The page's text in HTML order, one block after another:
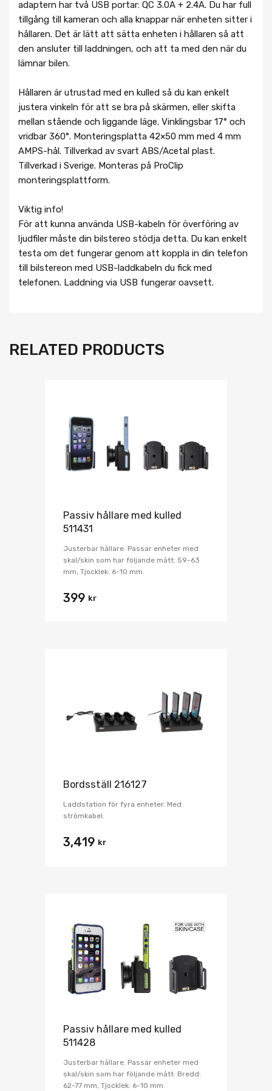
adaptern har två USB portar: QC 3.0A + 2.4A. Du har full
tillgång till kameran och alla knappar när enheten sitter i
hållaren. Det är lätt att sätta enheten i hållaren så att
den ansluter till laddningen, och att ta med den när du
lämnar bilen.
Hållaren är utrustad med en kulled så du kan enkelt
justera vinkeln för att se bra på skärmen, eller skifta
mellan stående och liggande läge. Vinklingsbar 17° och
vridbar 360°. Monteringsplatta 42×50 mm med 4 mm
AMPS-hål. Tillverkad av svart ABS/Acetal plast.
Tillverkad i Sverige. Monteras på ProClip
monteringsplattform.
Viktig info!
För att kunna använda USB-kabeln för överföring av
ljudfiler måste din bilstereo stödja detta. Du kan enkelt
testa om det fungerar genom att koppla in din telefon
till bilstereon med USB-laddkabeln du fick med
telefonen. Laddning via USB fungerar oavsett.
RELATED PRODUCTS
Passiv hållare med kulled
511431
Justerbar hållare. Passar enheter med
skal/skin som har följande mått: 59-63
mm, Tjocklek: 6-10 mm.
399 kr
Bordsställ 216127
Laddstation för fyra enheter. Med
strömkabel.
3,419 kr
Passiv hållare med kulled
511428
Justerbar hållare. Passar enheter med
skal/skin som har följande mått: Bredd:
62-77 mm, Tjocklek: 6-10 mm.